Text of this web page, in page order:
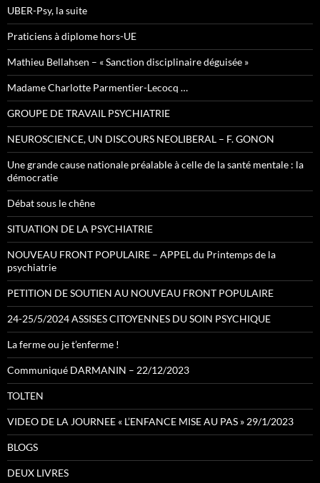
UBER-Psy, la suite
Praticiens à diplome hors-UE
Mathieu Bellahsen – « Sanction disciplinaire déguisée »
Madame Charlotte Parmentier-Lecocq …
GROUPE DE TRAVAIL PSYCHIATRIE
NEUROSCIENCE, UN DISCOURS NEOLIBERAL – F. GONON
Une grande cause nationale préalable à celle de la santé mentale : la
démocratie
Débat sous le chêne
SITUATION DE LA PSYCHIATRIE
NOUVEAU FRONT POPULAIRE – APPEL du Printemps de la
psychiatrie
PETITION DE SOUTIEN AU NOUVEAU FRONT POPULAIRE
24-25/5/2024 ASSISES CITOYENNES DU SOIN PSYCHIQUE
La ferme ou je t’enferme !
Communiqué DARMANIN – 22/12/2023
TOLTEN
VIDEO DE LA JOURNEE « L’ENFANCE MISE AU PAS » 29/1/2023
BLOGS
DEUX LIVRES